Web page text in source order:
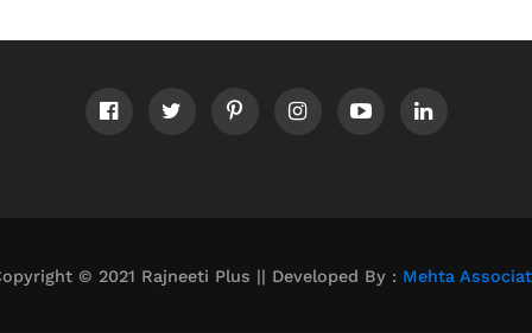
© 2021 Rajneeti Plus || Developed By : Mehta